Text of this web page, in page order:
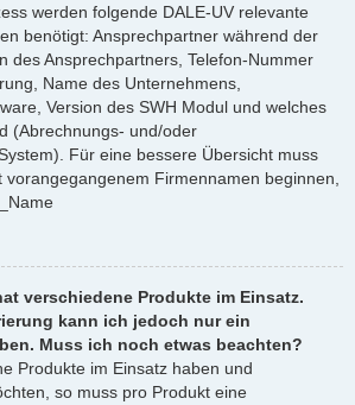
werden folgende DALE-UV relevante
benötigt: Ansprechpartner während der
des Ansprechpartners, Telefon-Nummer
Name des Unternehmens,
Version des SWH Modul und welches
(Abrechnungs- und/oder
Für eine bessere Übersicht muss
vorangegangenem Firmennamen beginnen,
verschiedene Produkte im Einsatz.
kann ich jedoch nur ein
Muss ich noch etwas beachten?
Produkte im Einsatz haben und
so muss pro Produkt eine